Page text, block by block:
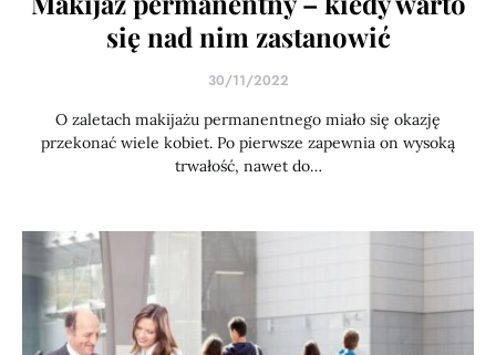
się nad nim zastanowić
30/11/2022
O zaletach makijażu permanentnego miało się okazję
przekonać wiele kobiet. Po pierwsze zapewnia on wysoką
trwałość, nawet do…